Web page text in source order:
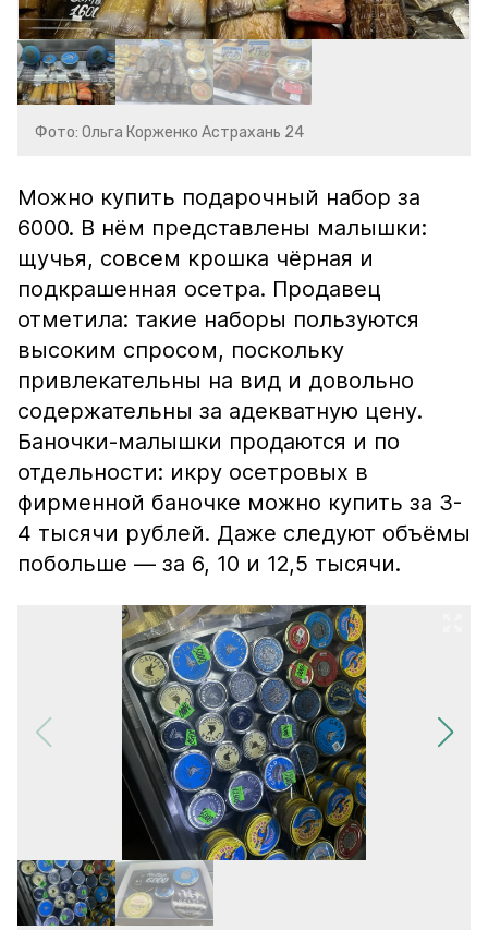
Фото: Ольга Корженко Астрахань 24
Можно купить подарочный набор за
6000. В нём представлены малышки:
щучья, совсем крошка чёрная и
подкрашенная осетра. Продавец
отметила: такие наборы пользуются
высоким спросом, поскольку
привлекательны на вид и довольно
содержательны за адекватную цену.
Баночки-малышки продаются и по
отдельности: икру осетровых в
фирменной баночке можно купить за 3-
4 тысячи рублей. Даже следуют объёмы
побольше — за 6, 10 и 12,5 тысячи.